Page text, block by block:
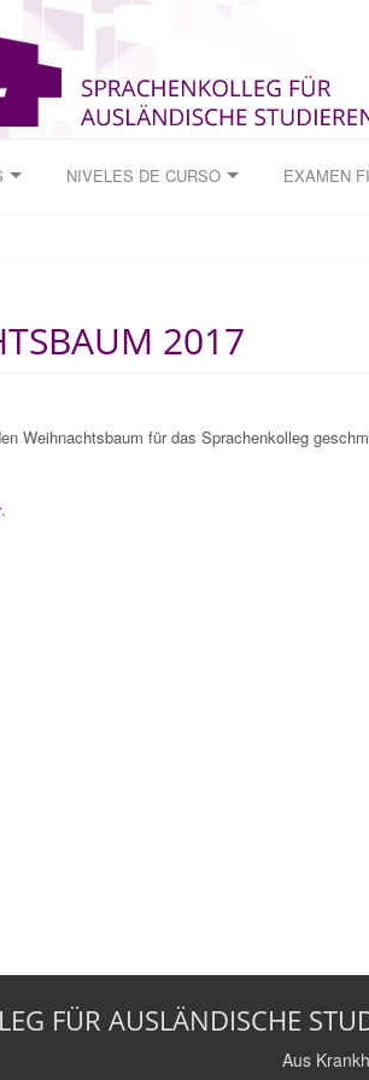
NIVELES DE CURSO EXAMEN
2017
Weihnachtsbaum für das Sprachenkolleg
.
FÜR AUSLÄNDISCHE
Aus